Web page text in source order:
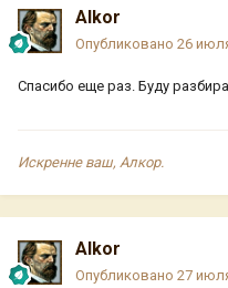
Alkor
Опубликовано 26
Спасибо еще раз. Буду
Искренне ваш, Алкор.
Alkor
Опубликовано 27